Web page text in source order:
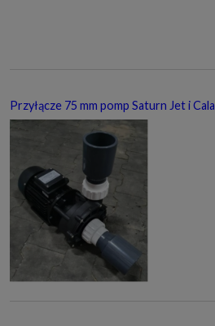
Przyłącze 75 mm pomp Saturn Jet i Cala